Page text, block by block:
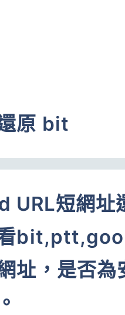
原 bit
URL短網址
址，是否為